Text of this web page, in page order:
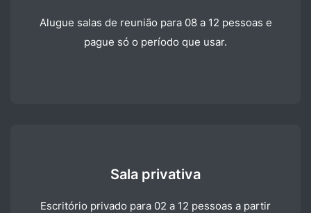
Alugue salas de reunião para 08 a 12 pessoas e
pague só o período que usar.
Sala privativa
Escritório privado para 02 a 12 pessoas a partir